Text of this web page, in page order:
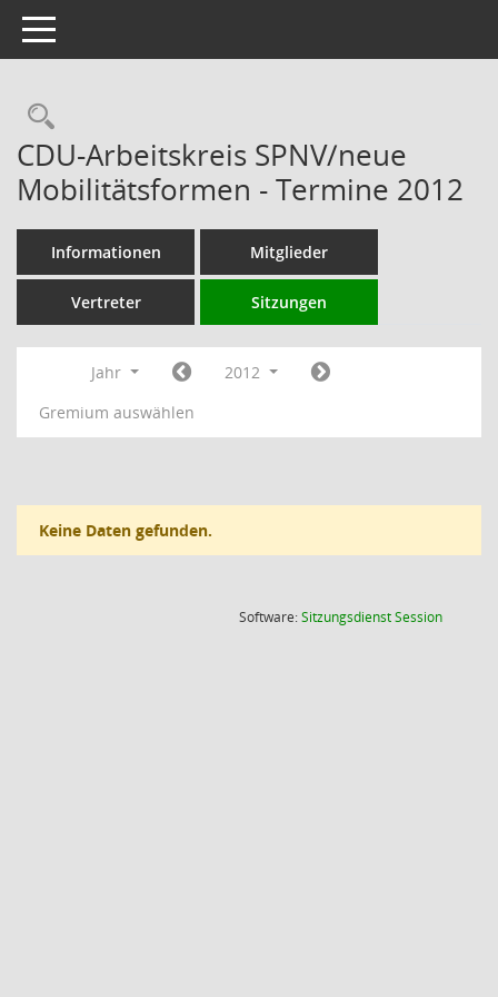
Toggle navigation
Rechercheauswahl
CDU-Arbeitskreis SPNV/neue
Mobilitätsformen - Termine 2012
Informationen Mitglieder
Vertreter Sitzungen
Jahr
2012
Gremium auswählen
Keine Daten gefunden.
Software:SitzungsdienstSession(Wird in